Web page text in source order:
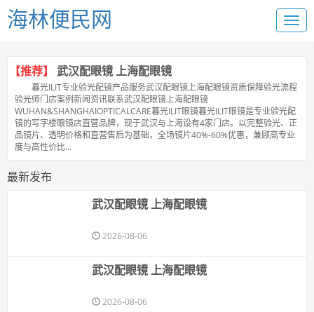
海林便民网
【推荐】 武汉配眼镜 上海配眼镜
暮光ILIT专业验光配镜产品服务武汉配眼镜上海配眼镜资质保障验光流程
验光师门店案例新闻资讯联系武汉配眼镜上海配眼镜
WUHAN&SHANGHAIOPTICALCARE暮光ILIT眼镜暮光ILIT眼镜是专业验光配
镜的写字楼眼镜店直营品牌，现于武汉与上海设有4家门店。以完整验光、正
品镜片、透明价格和直营售后为基础，全场镜片40%-60%优惠，兼顾高专业
度与高性价比...
最新发布
武汉配眼镜 上海配眼镜
2026-08-06
武汉配眼镜 上海配眼镜
2026-08-06